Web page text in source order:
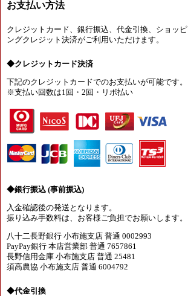
お支払い方法
クレジットカード、銀行振込、代金引換、ショッピ
ングクレジット決済がご利用いただけます。
◆クレジットカード決済
下記のクレジットカードでのお支払いが可能です。
※支払い回数は1回・2回・リボ払い
◆銀行振込 (事前振込)
入金確認後の発送となります。
振り込み手数料は、お客様ご負担でお願いします。
八十二長野銀行 小布施支店 普通 0002993
PayPay銀行 本店営業部 普通 7657861
長野信用金庫 小布施支店 普通 25481
須高農協 小布施支店 普通 6004792
◆代金引換